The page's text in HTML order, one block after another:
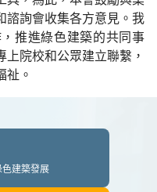
諮詢會收集各方意見。我
推進綠色建築的共同事
院校和公眾建立聯繫，
祉。
建築發展